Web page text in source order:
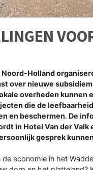
Noord-Holland
over nieuwe
overheden kunnen
die de
en beschermen. De
in Hotel Van der
gesprek
economie in het